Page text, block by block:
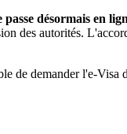
passe désormais en
des autorités.
de demander l'e-